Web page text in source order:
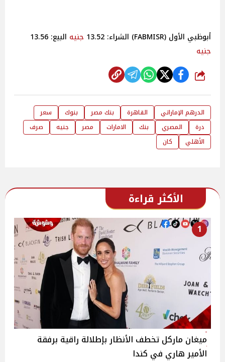
أبوظبي الأول (FABMISR) الشراء: 13.52 جنيه البيع: 13.56
جنيه
شارك
الدرهم الإماراتي القاهرة بنك مصر بنوك
سعر
درة
المصري بنك الامارات مصر جنيه
صرف
الأهلي
كان
الأكثر قراءة
1
ميغان ماركل تخطف الأنظار بإطلالة راقية برفقة
الأمير هاري في كندا